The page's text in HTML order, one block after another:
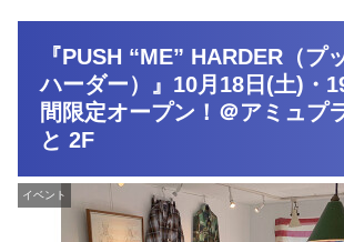
『PUSH “ME” HARDER（プ
ハーダー）』10月18日(土)・
間限定オープン！＠アミュプ
と 2F
イベント